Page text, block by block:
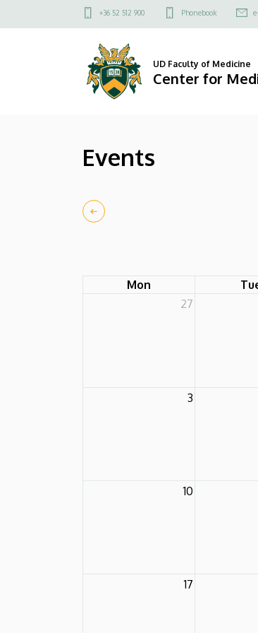
Simulation
to
Felső
menü
+36 52 512 900 Phonebook
UD Faculty of Medicine
Center for
Events
Mon
27
3
10
17